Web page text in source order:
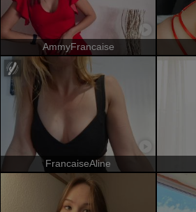
AmmyFrancaise
FrancaiseAline